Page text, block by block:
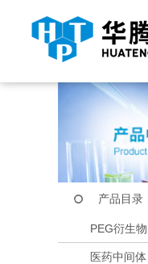
当前位置： 首页
产品目录
PEG衍生物
医药中间体